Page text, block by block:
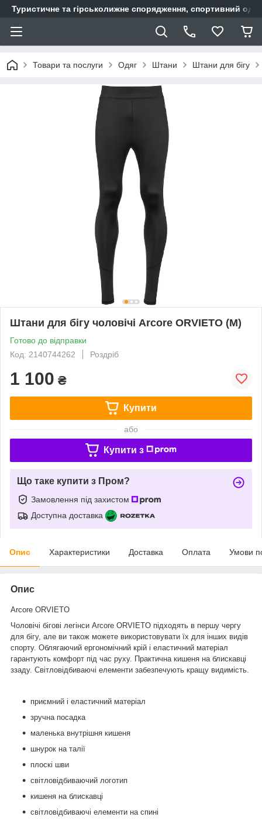
Туристичне та гірськолижне спорядження, спортивний
Товари та послуги Одяг Штани Штани для бігу
Штани для бігу чоловічі Arcore ORVIETO (M)
Готово до відправки
Код: 2140744262
Роздріб
1 100 ₴
Купити
або
Купити з
Що таке купити з Пром?
Замовлення під захистом
Доступна доставка
Опис Характеристики Доставка Оплата Умови
Опис
Arcore ORVIETO
Чоловічі бігові легінси Arcore ORVIETO підходять в першу чергу
для бігу, але ви також можете використовувати їх для інших видів
спорту. Облягаючий ергономічний крій і еластичний матеріал
гарантують комфорт під час руху. Практична кишеня на блискавці
ззаду. Світловідбиваючі елементи забезпечують кращу видимість.
приємний і еластичний матеріал
зручна посадка
маленька внутрішня кишеня
шнурок на талії
плоскі шви
світловідбиваючий логотип
кишеня на блискавці
світловідбиваючі елементи на спині